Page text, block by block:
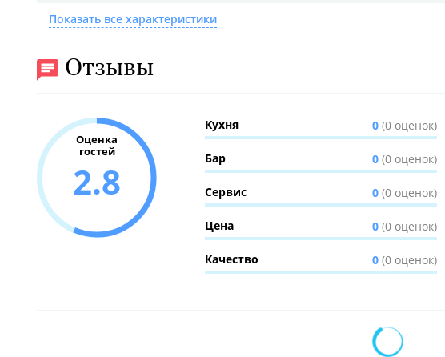
Показать все характеристики
Отзывы
Оценка
гостей
2.8
Кухня 0 (0 оценок)
Бар 0 (0 оценок)
Сервис 0 (0 оценок)
Цена 0 (0 оценок)
Качество 0 (0 оценок)